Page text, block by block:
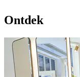
Ontdek